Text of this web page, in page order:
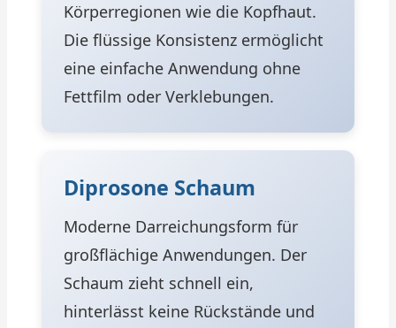
Körperregionen wie die Kopfhaut.
Die flüssige Konsistenz ermöglicht
eine einfache Anwendung ohne
Fettfilm oder Verklebungen.
Diprosone Schaum
Moderne Darreichungsform für
großflächige Anwendungen. Der
Schaum zieht schnell ein,
hinterlässt keine Rückstände und